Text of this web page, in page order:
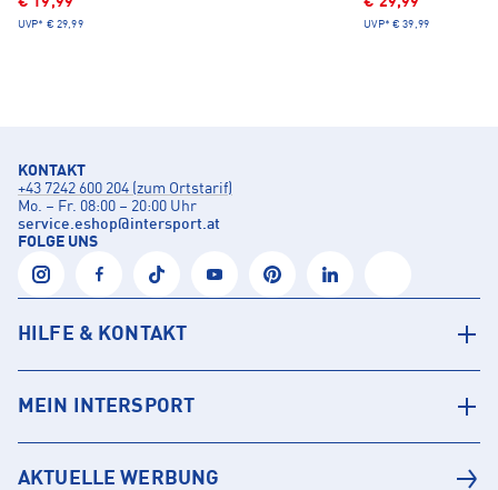
UVP* € 29,99 UVP* € 39,99
KONTAKT
+43 7242 600 204 (zum Ortstarif)
Mo. – Fr. 08:00 – 20:00 Uhr
service.eshop@intersport.at
FOLGE UNS
HILFE & KONTAKT
MEIN INTERSPORT
AKTUELLE WERBUNG